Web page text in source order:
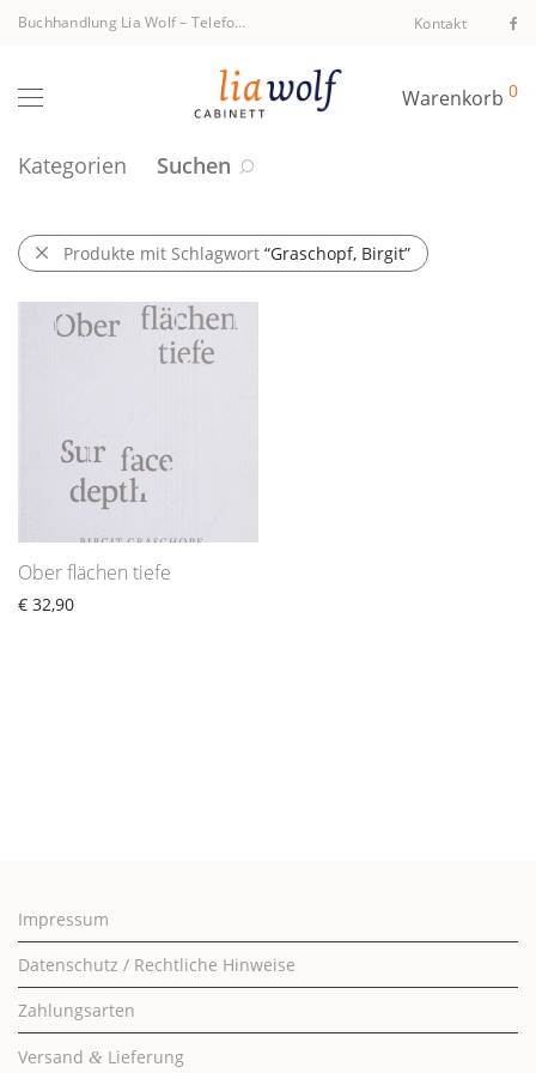
Buchhandlung Lia Wolf– Telefon +43 1 512 40 94 Kontakt
Warenkorb 0
Kategorien Suchen
Produkte mit Schlagwort “Graschopf, Birgit”
Ober flächen tiefe
€ 32,90
Impressum
Datenschutz / Rechtliche Hinweise
Zahlungsarten
Versand & Lieferung